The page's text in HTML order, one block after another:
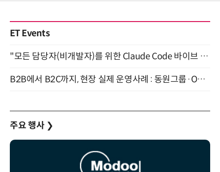
ET Events
"모든 담당자(비개발자)를 위한 Claude Code 바이브 코딩 2-day 부트캠프" 9월 16~17일 개최
B2B에서 B2C까지, 현장 실제 운영사례 : 동원그룹·OCI·다이닝브랜즈그룹·당근 (8/27)
주요 행사 ❯